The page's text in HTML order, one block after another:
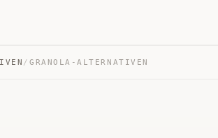
/ GRANOLA-ALTERNATIVEN